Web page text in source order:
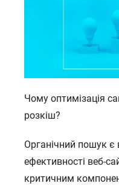
Чому оптимізація
розкіш?
Органічний пошук
ефективності веб-
критичним